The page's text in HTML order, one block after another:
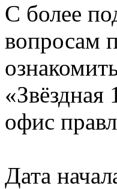
С более
вопросам
«Звёздная
офис
Дата